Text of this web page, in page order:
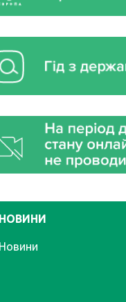
НОВИНИ
Новини